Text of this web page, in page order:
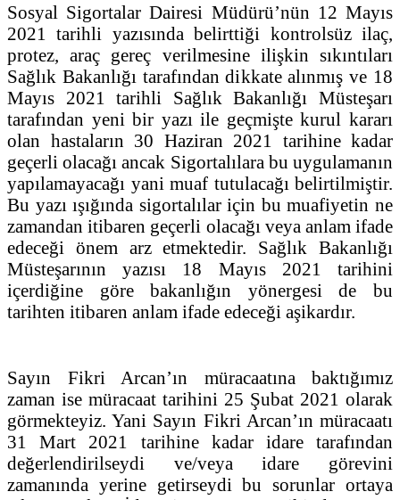
Sosyal Sigortalar Dairesi Müdürü’nün 12 Mayıs
2021 tarihli yazısında belirttiği kontrolsüz ilaç,
protez, araç gereç verilmesine ilişkin sıkıntıları
Sağlık Bakanlığı tarafından dikkate alınmış ve 18
Mayıs 2021 tarihli Sağlık Bakanlığı Müsteşarı
tarafından yeni bir yazı ile geçmişte kurul kararı
olan hastaların 30 Haziran 2021 tarihine kadar
geçerli olacağı ancak Sigortalılara bu uygulamanın
yapılamayacağı yani muaf tutulacağı belirtilmiştir.
Bu yazı ışığında sigortalılar için bu muafiyetin ne
zamandan itibaren geçerli olacağı veya anlam ifade
edeceği önem arz etmektedir. Sağlık Bakanlığı
Müsteşarının yazısı 18 Mayıs 2021 tarihini
içerdiğine göre bakanlığın yönergesi de bu
tarihten itibaren anlam ifade edeceği aşikardır.
Sayın Fikri Arcan’ın müracaatına baktığımız
zaman ise müracaat tarihini 25 Şubat 2021 olarak
görmekteyiz. Yani Sayın Fikri Arcan’ın müracaatı
31 Mart 2021 tarihine kadar idare tarafından
değerlendirilseydi ve/veya idare görevini
zamanında yerine getirseydi bu sorunlar ortaya